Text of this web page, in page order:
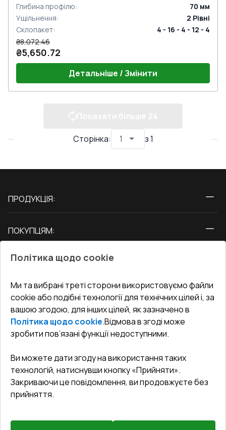
Глибина профілю: 70 мм
Ущільнення: 2 Рівні
Склопакет:
4 - 16 - 4 - 12 - 4
₴8,072.46
₴5,650.72
Детальніше / Змінити
Сторінка: з1
ПРОДУКЦІЯ:
Двері
ПОКУПЦЯМ:
Блог
Адреса гіпермаркета
Як правильно заміряти вікна
СЕРВІС ТА ОБЛУГОВУВАННЯ:
Доставка і Оплата
Гарантія та Сервіс
Повернення товару
Договір публічної оферти
КОНТАКТИ
Офіс:Україна, м. Вінниця, вул. Келецька 60 кв. 61
undefined(undefined)
Політика щодо cookie
Ми та вибрані треті сторони використовуємо файли
cookie або подібні технології для технічних цілей і, за
вашою згодою, для інших цілей, як зазначено в
Політика щодо cookie.Відмова в згоді може
зробити пов’язані функції недоступними.
Ви можете дати згоду на використання таких
технологій, натиснувши кнопку «Прийняти».
Закриваючи це повідомлення, ви продовжуєте без
прийняття.